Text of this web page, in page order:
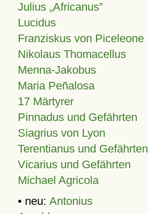
Julius Africanus
Lucidus
Franziskus von Piceleone
Nikolaus Thomacellus
Menna-Jakobus
Maria Peñalosa
17 Märtyrer
Pinnadus und Gefährten
Siagrius von Lyon
Terentianus und Gefährten
Vicarius und Gefährten
Michael Agricola
• neu: Antonius